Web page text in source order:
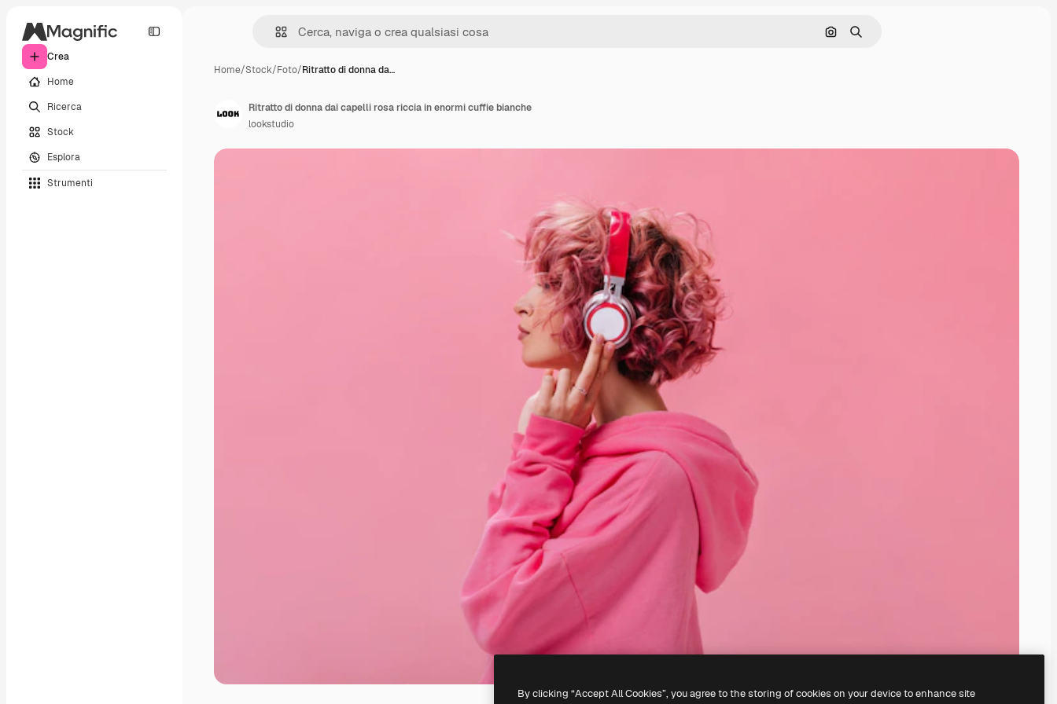
Crea
Home
Ricerca
Stock
Esplora
Strumenti
Cerca per immagine
Ricerca
Home/Stock/Foto/Ritratto di donna da…
Ritratto di donna dai capelli rosa riccia in enormi cuffie bianche
lookstudio
By clicking “Accept All Cookies”, you agree to the storing of cookies on your device to enhance site